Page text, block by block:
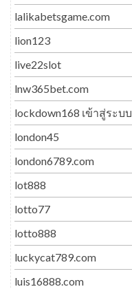
lalikabetsgame.com
lion123
live22slot
lnw365bet.com
lockdown168 เข้าสู่ระบบ
london45
london6789.com
lot888
lotto77
lotto888
luckycat789.com
luis16888.com